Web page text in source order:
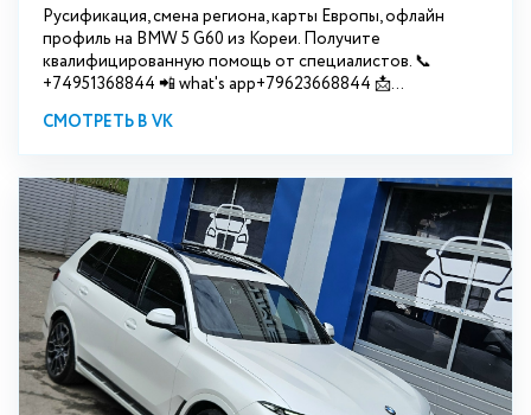
Русификация, смена региона, карты Европы, офлайн
профиль на BMW 5 G60 из Кореи. Получите
квалифицированную помощь от специалистов. 📞
+74951368844 📲 what's app+79623668844 📩...
СМОТРЕТЬ В VK